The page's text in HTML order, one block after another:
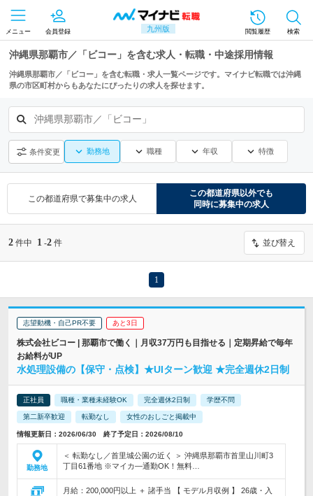
九州版
メニュー 会員登録 閲覧履歴 検索
沖縄県那覇市／「ビコー」を含む求人・転職・中途採用情報
沖縄県那覇市／「ビコー」を含む転職・求人一覧ページです。マイナビ転職では沖縄
県の市区町村からもあなたにぴったりの求人を探せます。
沖縄県那覇市／「ビコー」
条件変更 勤務地 職種 年収 特徴
この都道府県で募集中の求人
この都道府県以外でも
同時に募集中の求人
2 件中 1 -2 件 並び替え
1
志望動機・自己PR不要 あと3日
株式会社ビコー | 那覇市で働く｜月収37万円も目指せる｜定期昇給で毎年
お給料がUP
水処理設備の【保守・点検】★UIターン歓迎 ★完全週休2日制
正社員 職種・業種未経験OK 完全週休2日制 学歴不問
第二新卒歓迎 転勤なし 女性のおしごと掲載中
情報更新日：2026/06/30 終了予定日：2026/08/10
勤務地
＜ 転勤なし／首里城公園の近く ＞ 沖縄県那覇市首里山川町3
丁目61番地 ※マイカ―通勤OK！無料…
月給：200,000円以上 ＋ 諸手当 【 モデル月収例 】 26歳・入